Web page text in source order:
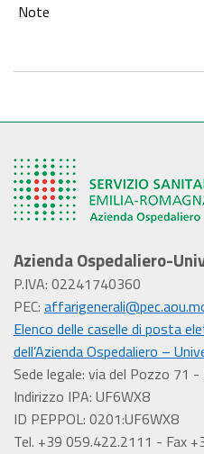
Note
Azienda Ospedaliero-
P.IVA: 02241740360
PEC:
Elenco delle caselle di posta
dell’Azienda Ospedaliero –
Sede legale: via del Pozzo 71
Indirizzo IPA: UF6WX8
ID PEPPOL: 0201:UF6WX8
Tel. +39 059.422.2111 - Fax